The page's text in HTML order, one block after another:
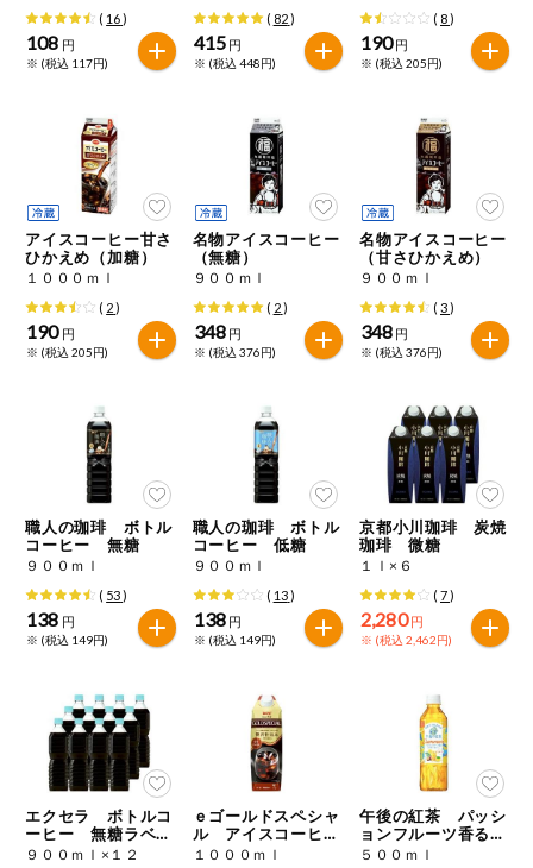
人気カテゴリ
食品から探す
家庭用品から探す
目的から探す
生協独自
自動注文システム登録
自動注文システム登録を確認する
自動注文システム登録を修正する
くらしの定番品（毎週企画）
専門ショップサイト
パルコープ・よどがわ生協のサービス
パルコープ・よどがわ生協の情報サイト
ご利用ガイド
麺類
レトルト・缶
詰・瓶詰
調味料・だ
し・油・ルー
おやつ
飲料
酒・ノンアル
コール
切り花・仏花
ティッシュ・
トイレットペ
ーパー
衛生・生理用
品
洗濯・バス・
トイレ用品
住居・生活用
品
特定原材料と特定原材料に準ずるものが含まれていない商品
を検索できます。
小麦 卵
落花生 かに くるみ
特定原材料に準ずるもの
アーモンド あわび いか
カシューナッツ
キウイフルーツ 牛肉
さけ さば ゼラチン 大豆
鶏肉 バナナ 豚肉
マカダミアナッツ やまいも
アレルゲン情報は、商品企画時の情報のため、ご使用前には
必ず商品パッケージの表示をご確認ください。
特定原材料に準ずるものは、お取引先から情報提供のあった
範囲でのお知らせです。
( 16)
108 円
※ (税込 117円)
( 82)
415 円
※ (税込 448円)
( 8)
190円
※ (税込 205円)
アイスコーヒー甘さ
ひかえめ（加糖）
１０００ｍｌ
( 2)
190 円
※ (税込 205円)
名物アイスコーヒー
（無糖）
９００ｍｌ
( 2)
348 円
※ (税込 376円)
名物アイスコーヒー
（甘さひかえめ）
９００ｍｌ
( 3)
348 円
※ (税込 376円)
職人の珈琲 ボトル
コーヒー 無糖
９００ｍｌ
( 53)
138 円
※ (税込 149円)
職人の珈琲 ボトル
コーヒー 低糖
９００ｍｌ
( 13)
138 円
※ (税込 149円)
京都小川珈琲 炭焼
珈琲 微糖
１ｌ×６
( 7)
2,280 円
※ (税込 2,462円)
エクセラ ボトルコ
ーヒー 無糖ラベル
レス
９００ｍｌ×１２
ｅゴールドスペシャ
ル アイスコーヒ
ー 甘さひかえめ
１０００ｍｌ
午後の紅茶 パッシ
ョンフルーツ香るレ
モンティー
５００ｍｌ